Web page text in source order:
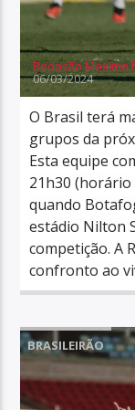
Redação Máxima
06/03/2024
O Brasil terá
grupos da
Esta equipe
21h30
quando
estádio Nilton
competição. A
confronto ao
BRASILEIRÃO